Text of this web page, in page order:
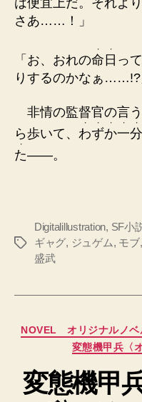
さあ……！」
「お、おれの命
・
日
・
っ
りするのかなぁ……!?
非情の監督官の言
ら歩いて、 わ
・
ず
・
か
・
一
・
分
・
た
・
――。
次回に
タ
Digitalillustration, SF小
ギャグ, ジュゲム, モブ
盛武
NOVEL オリジナルノベ
変態機甲兵〈
変態機甲